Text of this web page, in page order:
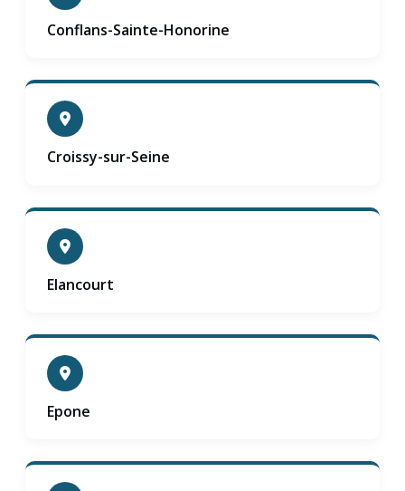
Conflans-Sainte-Honorine
Croissy-sur-Seine
Elancourt
Epone